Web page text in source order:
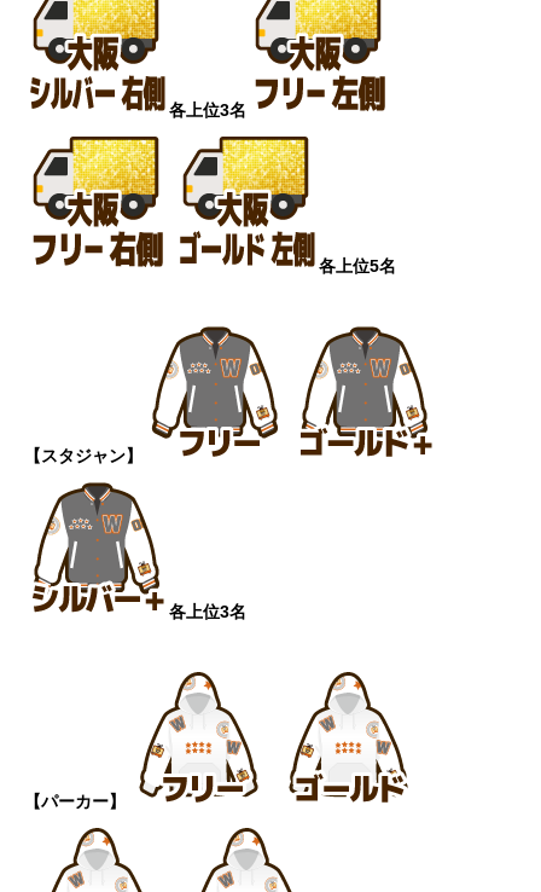
各上位3名
各上位5名
【スタジャン】
各上位3名
【パーカー】